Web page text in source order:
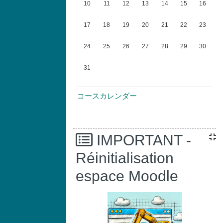
10 11 12 13 14 15 16
17 18 19 20 21 22 23
24 25 26 27 28 29 30
31
コースカレンダー
IMPORTANT -
Réinitialisation
espace Moodle